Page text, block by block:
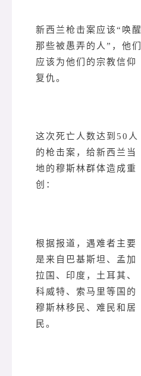
新西兰枪击案应该“唤醒
那些被愚弄的人”，他们
应该为他们的宗教信仰
复仇。
这次死亡人数达到50人
的枪击案，给新西兰当
地的穆斯林群体造成重
创：
根据报道，遇难者主要
是来自巴基斯坦、孟加
拉国、印度，土耳其、
科威特、索马里等国的
穆斯林移民、难民和居
民。